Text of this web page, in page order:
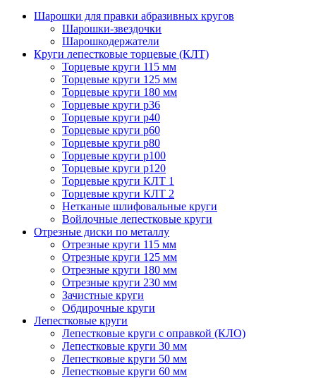
Шарошки для правки абразивных кругов
Шарошки-звездочки
Шарошкодержатели
Круги лепестковые торцевые (КЛТ)
Торцевые круги 115 мм
Торцевые круги 125 мм
Торцевые круги 180 мм
Торцевые круги p36
Торцевые круги p40
Торцевые круги p60
Торцевые круги p80
Торцевые круги p100
Торцевые круги p120
Торцевые круги КЛТ 1
Торцевые круги КЛТ 2
Нетканые шлифовальные круги
Войлочные лепестковые круги
Отрезные диски по металлу
Отрезные круги 115 мм
Отрезные круги 125 мм
Отрезные круги 180 мм
Отрезные круги 230 мм
Зачистные круги
Обдирочные круги
Лепестковые круги
Лепестковые круги с оправкой (КЛО)
Лепестковые круги 30 мм
Лепестковые круги 50 мм
Лепестковые круги 60 мм